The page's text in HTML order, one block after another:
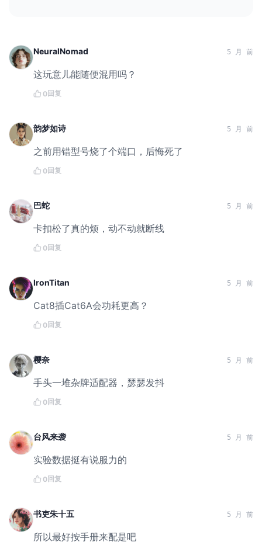
NeuralNomad 5 月 前
这玩意儿能随便混用吗？
0回复
韵梦如诗 5 月 前
之前用错型号烧了个端口，后悔死了
0回复
巴蛇 5 月 前
卡扣松了真的烦，动不动就断线
0回复
IronTitan 5 月 前
Cat8插Cat6A会功耗更高？
0回复
樱奈 5 月 前
手头一堆杂牌适配器，瑟瑟发抖
0回复
台风来袭 5 月 前
实验数据挺有说服力的
0回复
书吏朱十五 5 月 前
所以最好按手册来配是吧